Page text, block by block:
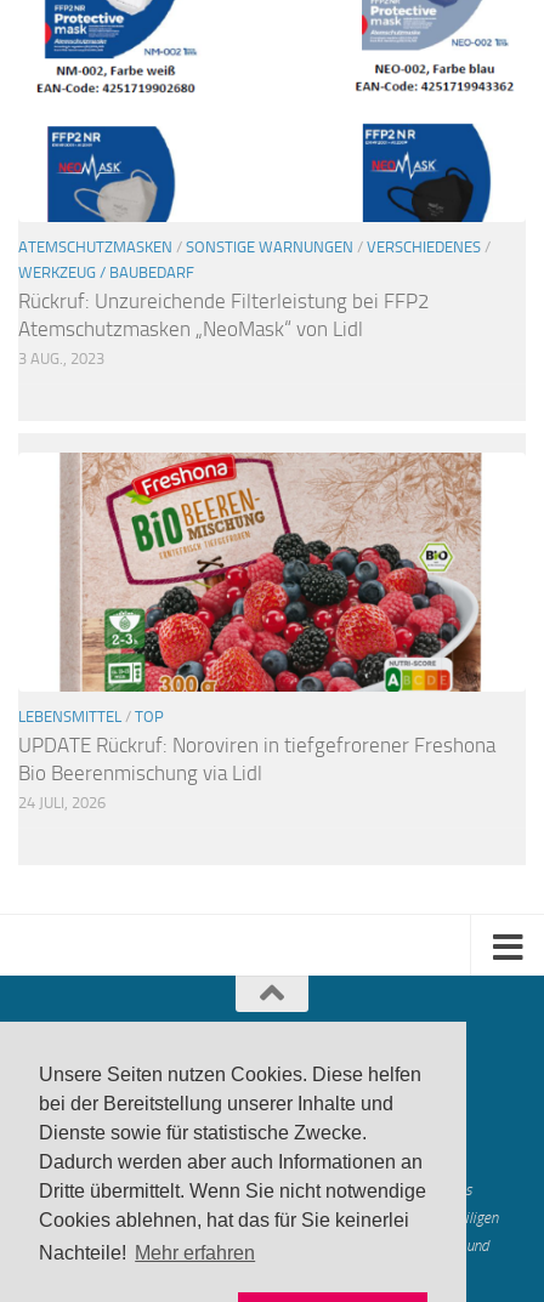
Unsere Seiten nutzen Cookies. Diese helfen
bei der Bereitstellung unserer Inhalte und
Dienste sowie für statistische Zwecke.
Dadurch werden aber auch Informationen an
Dritte übermittelt. Wenn Sie nicht notwendige
Cookies ablehnen, hat das für Sie keinerlei
Nachteile! Mehr erfahren
ATEMSCHUTZMASKEN / SONSTIGE WARNUNGEN / VERSCHIEDENES /
WERKZEUG / BAUBEDARF
Rückruf: Unzureichende Filterleistung bei FFP2
Atemschutzmasken „NeoMask“ von Lidl
3 AUG., 2023
LEBENSMITTEL / TOP
UPDATE Rückruf: Noroviren in tiefgefrorener Freshona
Bio Beerenmischung via Lidl
24 JULI, 2026
produktwarnung.eu - 2007-2026
Made in Gerstetten |Medienzentrum Gerstetten
Alle genannten Marken, Warenzeichen und Logos innerhalb dieses
Medienangebotes sind durch die Marken- und Urheberechte der jeweiligen
Rechteinhaber geschützt, und dienen lediglich der Berichterstattung und